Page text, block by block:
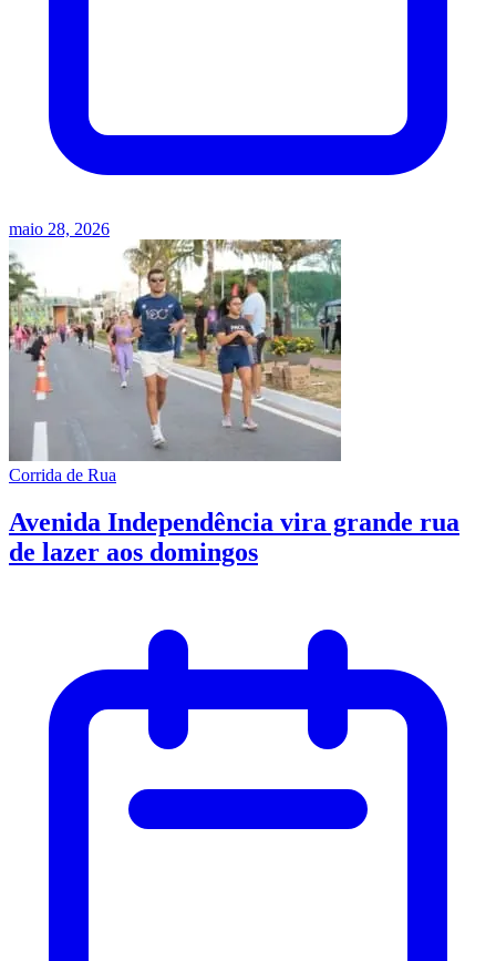
maio 28, 2026
Corrida de Rua
Avenida Independência vira grande rua
de lazer aos domingos